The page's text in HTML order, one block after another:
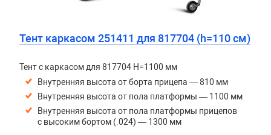
Тент каркасом 251411 для 817704 (h=110 см)
Тент с каркасом для 817704 H=1100 мм
Внутренняя высота от борта прицепа — 810 мм
Внутренняя высота от пола платформы — 1100 мм
Внутренняя высота от пола платформы прицепов
с высоким бортом (.024) — 1300 мм